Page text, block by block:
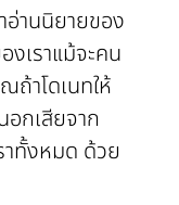
อ่านนิยายของ
งเราแม้จะคน
าโดเนทให้
กเสียจาก
าทั้งหมด ด้วย